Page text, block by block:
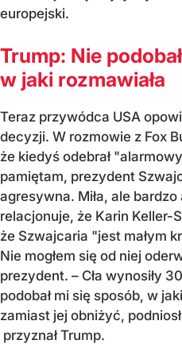
europejski.
Trump: Nie
w jaki rozmawiała
Teraz przywódca USA
decyzji. W rozmowie z Fox
że kiedyś odebrał
pamiętam, prezydent
agresywna. Miła, ale
relacjonuje, że Karin Keller-
że Szwajcaria "jest małym
Nie mogłem się od niej
prezydent. – Cła wynosiły
podobał mi się sposób, w
zamiast jej obniżyć,
przyznał Trump.